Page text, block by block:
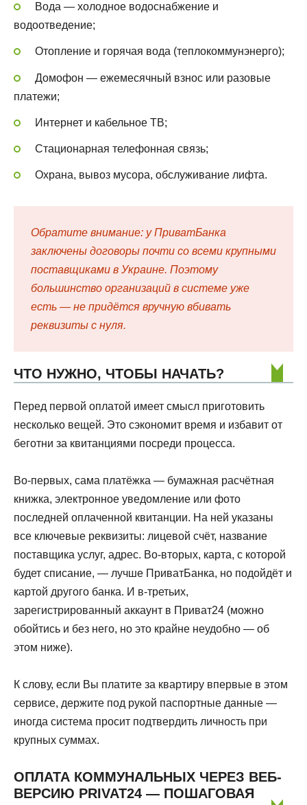
Вода — холодное водоснабжение и
водоотведение;
Отопление и горячая вода (теплокоммунэнерго);
Домофон — ежемесячный взнос или разовые
платежи;
Интернет и кабельное ТВ;
Стационарная телефонная связь;
Охрана, вывоз мусора, обслуживание лифта.
Обратите внимание: у ПриватБанка
заключены договоры почти со всеми крупными
поставщиками в Украине. Поэтому
большинство организаций в системе уже
есть — не придётся вручную вбивать
реквизиты с нуля.
ЧТО НУЖНО, ЧТОБЫ НАЧАТЬ?
Перед первой оплатой имеет смысл приготовить
несколько вещей. Это сэкономит время и избавит от
беготни за квитанциями посреди процесса.
Во-первых, сама платёжка — бумажная расчётная
книжка, электронное уведомление или фото
последней оплаченной квитанции. На ней указаны
все ключевые реквизиты: лицевой счёт, название
поставщика услуг, адрес. Во-вторых, карта, с которой
будет списание, — лучше ПриватБанка, но подойдёт и
картой другого банка. И в-третьих,
зарегистрированный аккаунт в Приват24 (можно
обойтись и без него, но это крайне неудобно — об
этом ниже).
К слову, если Вы платите за квартиру впервые в этом
сервисе, держите под рукой паспортные данные —
иногда система просит подтвердить личность при
крупных суммах.
ОПЛАТА КОММУНАЛЬНЫХ ЧЕРЕЗ ВЕБ-
ВЕРСИЮ PRIVAT24 — ПОШАГОВАЯ